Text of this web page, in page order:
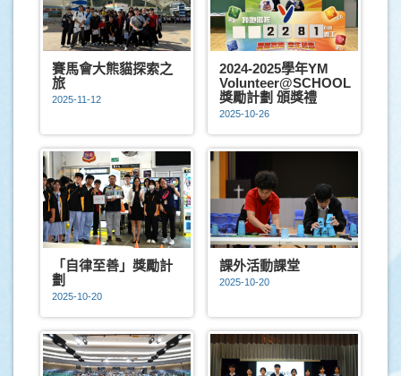
賽馬會大熊貓探索之
旅
2025-11-12
2024-2025學年YM
Volunteer@SCHOOL
獎勵計劃 頒獎禮
2025-10-26
「自律至善」獎勵計
劃
2025-10-20
課外活動課堂
2025-10-20